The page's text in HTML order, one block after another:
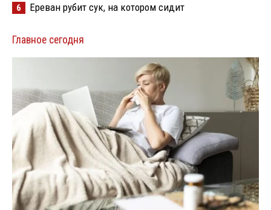
6 Ереван рубит сук, на котором сидит
Главное сегодня